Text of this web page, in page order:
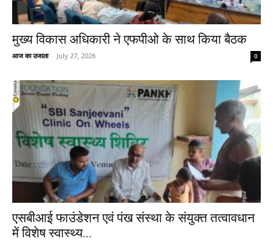
मुख्य विकास अधिकारी ने एफपीओ के साथ किया बैठक
आज का उजाला - July 27, 2026 0
एसबीआई फाउंडेशन एवं पंख संस्था के संयुक्त तत्वावधान
में विशेष स्वास्थ्य...